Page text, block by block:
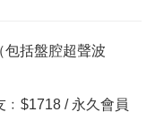
包括盤腔超聲波
/ 永久會員